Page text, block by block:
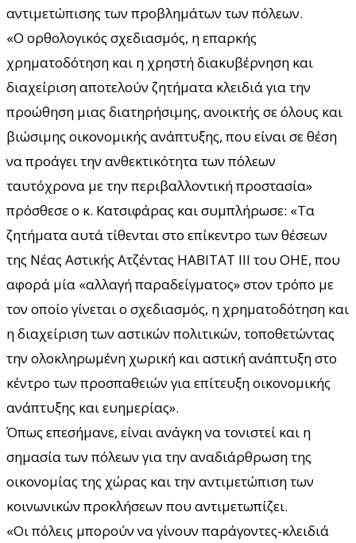
αντιμετώπισης των προβλημάτων των πόλεων.
«Ο ορθολογικός σχεδιασμός, η επαρκής
χρηματοδότηση και η χρηστή διακυβέρνηση και
διαχείριση αποτελούν ζητήματα κλειδιά για την
προώθηση μιας διατηρήσιμης, ανοικτής σε όλους και
βιώσιμης οικονομικής ανάπτυξης, που είναι σε θέση
να προάγει την ανθεκτικότητα των πόλεων
ταυτόχρονα µε την περιβαλλοντική προστασία»
πρόσθεσε ο κ. Κατσιφάρας και συμπλήρωσε: «Τα
ζητήματα αυτά τίθενται στο επίκεντρο των θέσεων
της Νέας Αστικής Ατζέντας HABITAT III του ΟΗΕ, που
αφορά µία «αλλαγή παραδείγματος» στον τρόπο µε
τον οποίο γίνεται ο σχεδιασμός, η χρηματοδότηση και
η διαχείριση των αστικών πολιτικών, τοποθετώντας
την ολοκληρωμένη χωρική και αστική ανάπτυξη στο
κέντρο των προσπαθειών για επίτευξη οικονομικής
ανάπτυξης και ευημερίας».
Όπως επεσήμανε, είναι ανάγκη να τονιστεί και η
σημασία των πόλεων για την αναδιάρθρωση της
οικονομίας της χώρας και την αντιμετώπιση των
κοινωνικών προκλήσεων που αντιμετωπίζει.
«Οι πόλεις μπορούν να γίνουν παράγοντες-κλειδιά